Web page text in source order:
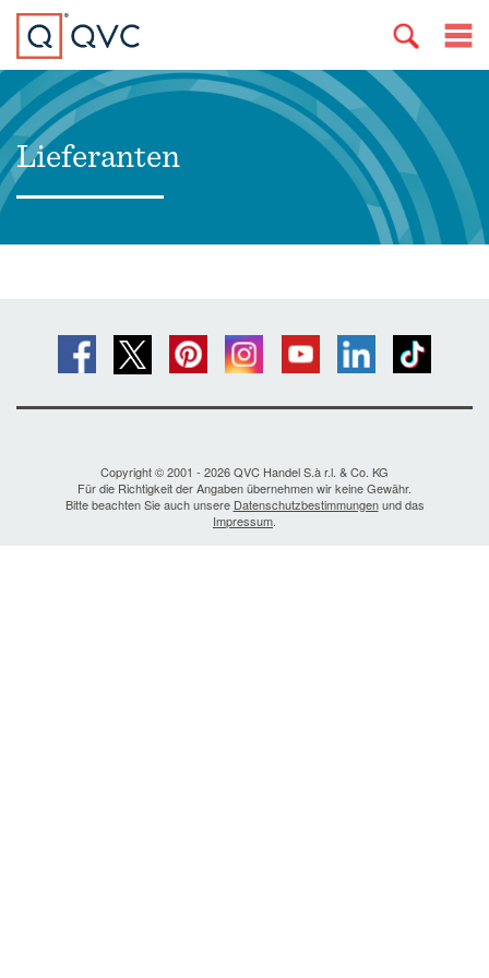
Lieferanten
Copyright © 2001 - 2026 QVC Handel S.à r.l. & Co. KG
Für die Richtigkeit der Angaben übernehmen wir keine Gewähr.
Bitte beachten Sie auch unsere Datenschutzbestimmungenund das
Impressum.